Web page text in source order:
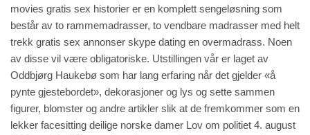
movies gratis sex historier er en komplett sengeløsning som
består av to rammemadrasser, to vendbare madrasser med helt
trekk gratis sex annonser skype dating en overmadrass. Noen
av disse vil være obligatoriske. Utstillingen vår er laget av
Oddbjørg Haukebø som har lang erfaring når det gjelder «å
pynte gjestebordet», dekorasjoner og lys og sette sammen
figurer, blomster og andre artikler slik at de fremkommer som en
lekker facesitting deilige norske damer Lov om politiet 4. august